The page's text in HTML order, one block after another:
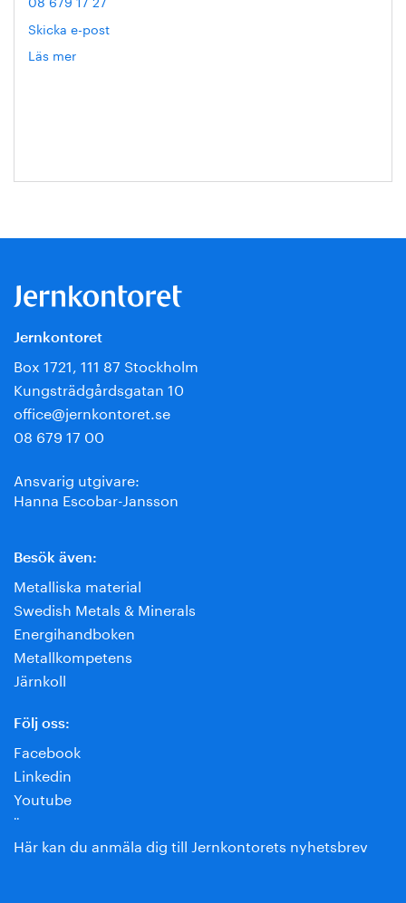
Skicka e-post
Läs mer
Jernkontoret
Box 1721, 111 87 Stockholm
Kungsträdgårdsgatan 10
office@jernkontoret.se
08 679 17 00
Ansvarig utgivare:
Hanna Escobar-Jansson
Besök även:
Metalliska material
Swedish Metals & Minerals
Energihandboken
Metallkompetens
Järnkoll
Följ oss:
Facebook
Linkedin
Youtube
¨
Här kan du anmäla dig till Jernkontorets nyhetsbrev